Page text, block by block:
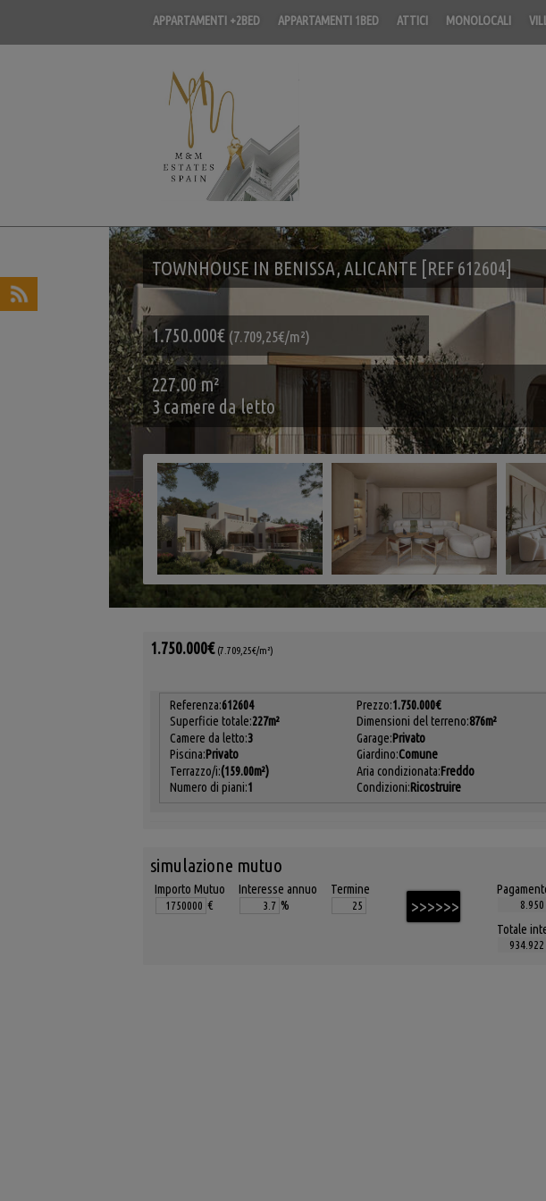
APPARTAMENTI +2BED APPARTAMENTI 1BED ATTICI MONOLOCALI
TOWNHOUSE IN BENISSA, ALICANTE [REF 612604]
1.750.000€ (7.709,25€/m²)
227.00 m²
3 camere da letto
1.750.000€ (7.709,25€/m²)
Referenza:612604 Prezzo:1.750.000€
Superficie totale:227m² Dimensioni del terreno:876m²
Camere da letto:3 Garage:Privato
Piscina:Privato Giardino:Comune
Terrazzo/i:(159.00m²) Aria condizionata:Freddo
Numero di piani:1 Condizioni:Ricostruire
simulazione mutuo
Importo Mutuo
€
Interesse annuo
%
Termine
Totale